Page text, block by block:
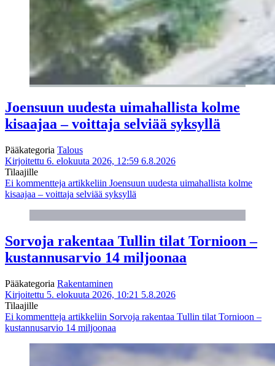
Joensuun uudesta uimahallista kolme
kisaajaa – voittaja selviää syksyllä
Pääkategoria Talous
Kirjoitettu 6. elokuuta 2026, 12:59 6.8.2026
Tilaajille
Ei kommentteja artikkeliin Joensuun uudesta uimahallista kolme
kisaajaa – voittaja selviää syksyllä
Sorvoja rakentaa Tullin tilat Tornioon –
kustannusarvio 14 miljoonaa
Pääkategoria Rakentaminen
Kirjoitettu 5. elokuuta 2026, 10:21 5.8.2026
Tilaajille
Ei kommentteja artikkeliin Sorvoja rakentaa Tullin tilat Tornioon –
kustannusarvio 14 miljoonaa